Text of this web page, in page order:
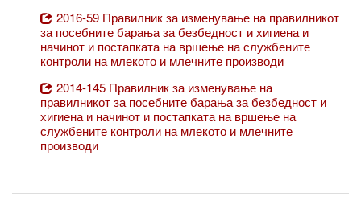
2016-59 Правилник за изменување на правилникот
за посебните барања за безбедност и хигиена и
начинот и постапката на вршење на службените
контроли на млекото и млечните производи
2014-145 Правилник за изменување на
правилникот за посебните барања за безбедност и
хигиена и начинот и постапката на вршење на
службените контроли на млекото и млечните
производи